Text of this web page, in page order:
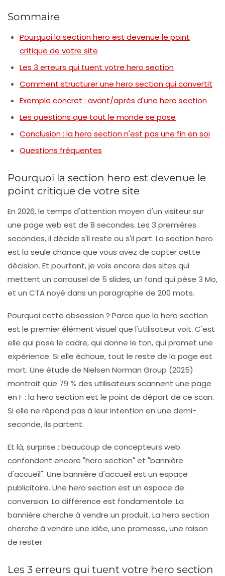
Sommaire
Pourquoi la section hero est devenue le point
critique de votre site
Les 3 erreurs qui tuent votre hero section
Comment structurer une hero section qui convertit
Exemple concret : avant/après d'une hero section
Les questions que tout le monde se pose
Conclusion : la hero section n'est pas une fin en soi
Questions fréquentes
Pourquoi la section hero est devenue le
point critique de votre site
En 2026, le temps d'attention moyen d'un visiteur sur
une page web est de 8 secondes. Les 3 premières
secondes, il décide s'il reste ou s'il part. La section hero
est la seule chance que vous avez de capter cette
décision. Et pourtant, je vois encore des sites qui
mettent un carrousel de 5 slides, un fond qui pèse 3 Mo,
et un CTA noyé dans un paragraphe de 200 mots.
Pourquoi cette obsession ? Parce que la hero section
est le premier élément visuel que l'utilisateur voit. C'est
elle qui pose le cadre, qui donne le ton, qui promet une
expérience. Si elle échoue, tout le reste de la page est
mort. Une étude de Nielsen Norman Group (2025)
montrait que 79 % des utilisateurs scannent une page
en F : la hero section est le point de départ de ce scan.
Si elle ne répond pas à leur intention en une demi-
seconde, ils partent.
Et là, surprise : beaucoup de concepteurs web
confondent encore "hero section" et "bannière
d'accueil". Une bannière d'accueil est un espace
publicitaire. Une hero section est un espace de
conversion. La différence est fondamentale. La
bannière cherche à vendre un produit. La hero section
cherche à vendre une idée, une promesse, une raison
de rester.
Les 3 erreurs qui tuent votre hero section